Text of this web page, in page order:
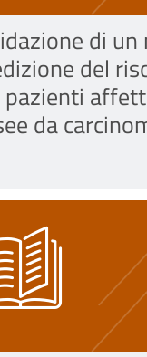
di
del
pazienti
da